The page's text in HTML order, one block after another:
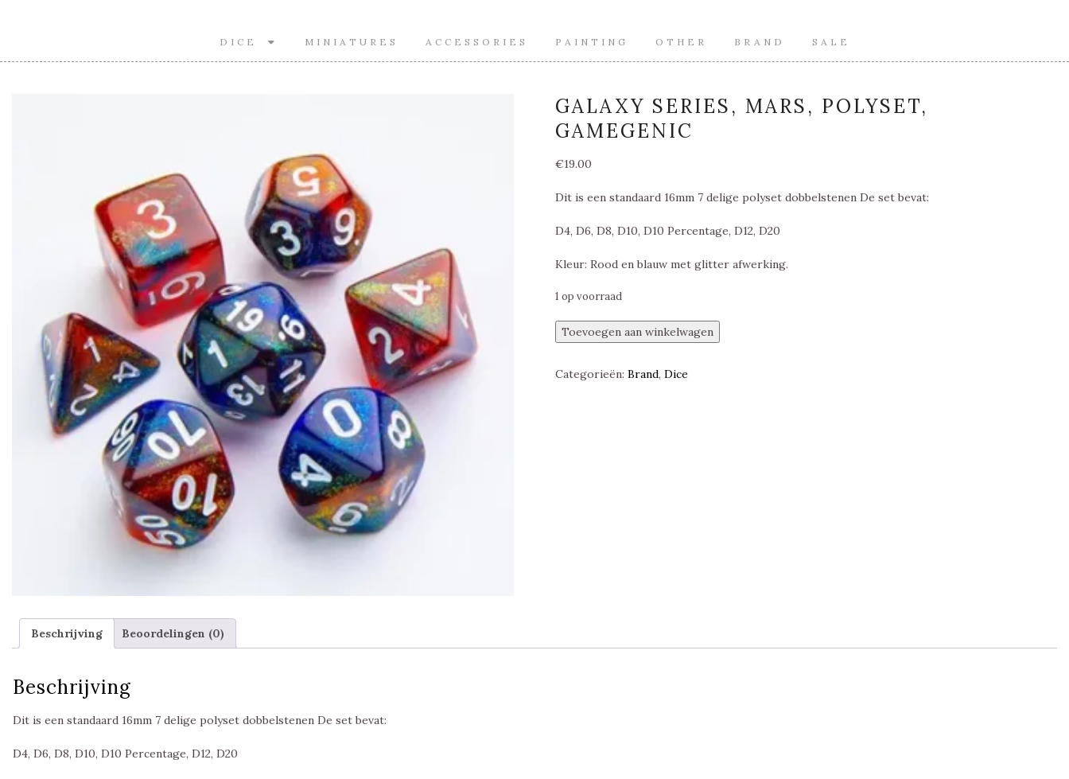
DICE MINIATURES ACCESSORIES PAINTING OTHER BRAND SALE
GALAXY SERIES, MARS, POLYSET,
GAMEGENIC
€19.00
Dit is een standaard 16mm 7 delige polyset dobbelstenen De set bevat:
D4, D6, D8, D10, D10 Percentage, D12, D20
Kleur: Rood en blauw met glitter afwerking.
1 op voorraad
Galaxy
Series,
Polyset,
Toevoegen aan winkelwagen
Categorieën:Brand,Dice
Beschrijving Beoordelingen (0)
Beschrijving
Dit is een standaard 16mm 7 delige polyset dobbelstenen De set bevat:
D4, D6, D8, D10, D10 Percentage, D12, D20